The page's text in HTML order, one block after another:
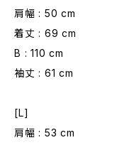
肩幅 : 50 cm
着丈 : 69 cm
B : 110 cm
袖丈 : 61 cm
[L]
肩幅 : 53 cm